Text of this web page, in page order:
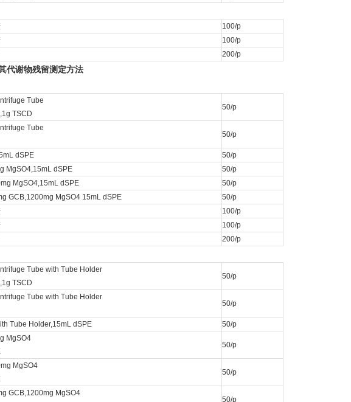
100/p
100/p
200/p
代谢物残留测定方法
Tube
TSCD
50/p
Tube
50/p
dSPE
50/p
MgSO4,15mL dSPE
50/p
MgSO4,15mL dSPE
50/p
GCB,1200mg MgSO4 15mL dSPE
50/p
100/p
100/p
200/p
Tube with Tube Holder
TSCD
50/p
Tube with Tube Holder
50/p
Tube Holder,15mL dSPE 50/p
MgSO4
50/p
MgSO4
50/p
GCB,1200mg MgSO4
50/p